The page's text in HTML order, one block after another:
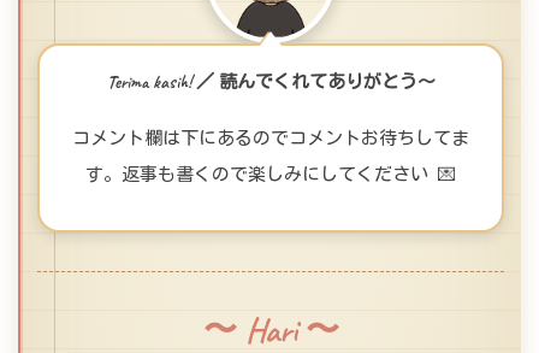
Terima kasih! ／ 読んでくれてありがとう〜
コメント欄は下にあるのでコメントお待ちしてま
す。返事も書くので楽しみにしてください 💌
〜 Hari 〜